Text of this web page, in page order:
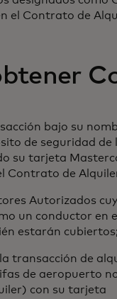
el Contrato de
bajo su
de seguridad de
su tarjeta
Contrato de
Autorizados
un conductor en
estarán cubiertos;
transacción de
de aeropuerto
con su tarjeta